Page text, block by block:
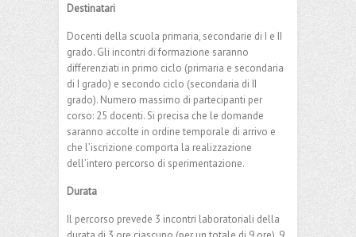
Docenti della scuola primaria, secondarie di I e II
grado. Gli incontri di formazione saranno
differenziati in primo ciclo (primaria e secondaria
di I grado) e secondo ciclo (secondaria di II
grado). Numero massimo di partecipanti per
corso: 25 docenti. Si precisa che le domande
saranno accolte in ordine temporale di arrivo e
che l’iscrizione comporta la realizzazione
dell’intero percorso di sperimentazione.
Il percorso prevede 3 incontri laboratoriali della